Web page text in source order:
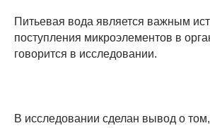
Питьевая вода является важным
поступления микроэлементов в
говорится в исследовании.
В исследовании сделан вывод о